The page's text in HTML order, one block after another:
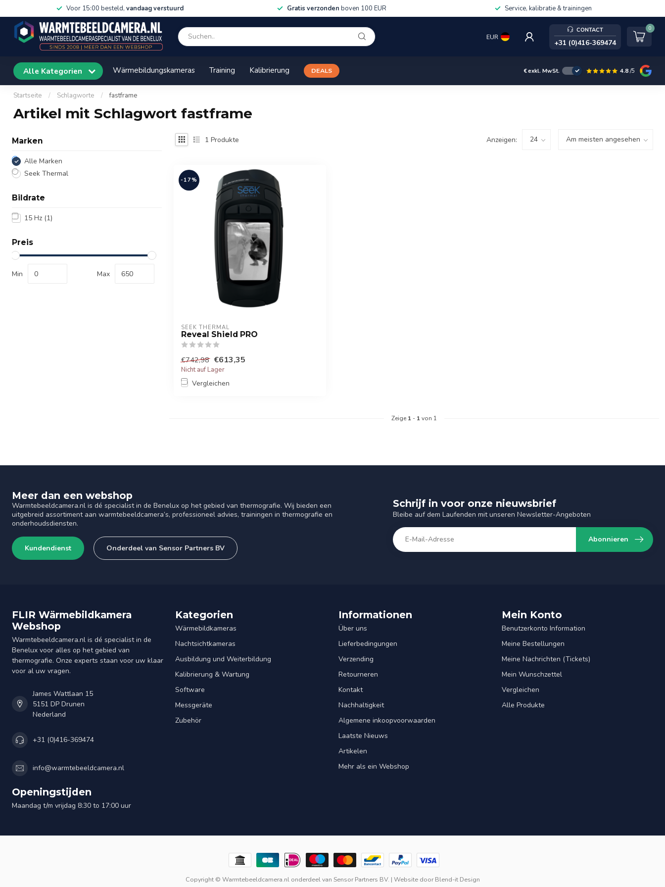
Voor 15:00 besteld, vandaag verstuurd Gratis verzonden boven 100 EUR Service, kalibratie & trainingen
EUR
CONTACT
+31 (0)416-369474
0
Alle Kategorien Wärmebildungskameras Training Kalibrierung DEALS €exkl. MwSt. 4.8/5
Startseite / Schlagworte / fastframe
Artikel mit Schlagwort fastframe
Marken
Alle Marken
Seek Thermal
Bildrate
15 Hz (1)
Preis
Min Max
1 Produkte Anzeigen:
-17%
SEEK THERMAL
Reveal Shield PRO
€742,98 €613,35
Nicht auf Lager
Vergleichen
Zeige 1 - 1von 1
Meer dan een webshop
Warmtebeeldcamera.nl is dé specialist in de Benelux op het gebied van thermografie. Wij bieden een
uitgebreid assortiment aan warmtebeeldcamera’s, professioneel advies, trainingen in thermografie en
onderhoudsdiensten.
Kundendienst Onderdeel van Sensor Partners BV
Schrijf in voor onze nieuwsbrief
Bleibe auf dem Laufenden mit unseren Newsletter-Angeboten
Abonnieren
FLIR Wärmebildkamera
Webshop
Warmtebeeldcamera.nl is dé specialist in de
Benelux voor alles op het gebied van
thermografie. Onze experts staan voor uw klaar
voor al uw vragen.
James Wattlaan 15
5151 DP Drunen
Nederland
+31 (0)416-369474
info@warmtebeeldcamera.nl
Openingstijden
Maandag t/m vrijdag 8:30 to 17:00 uur
Kategorien
Wärmebildkameras
Nachtsichtkameras
Ausbildung und Weiterbildung
Kalibrierung & Wartung
Software
Messgeräte
Zubehör
Informationen
Über uns
Lieferbedingungen
Verzending
Retourneren
Kontakt
Nachhaltigkeit
Algemene inkoopvoorwaarden
Laatste Nieuws
Artikelen
Mehr als ein Webshop
Mein Konto
Benutzerkonto Information
Meine Bestellungen
Meine Nachrichten (Tickets)
Mein Wunschzettel
Vergleichen
Alle Produkte
Copyright © Warmtebeeldcamera.nl onderdeel van Sensor Partners BV. | Website doorBlend-it Design